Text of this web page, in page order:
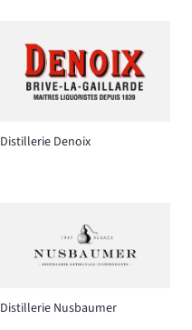
Distillerie Denoix
Distillerie Nusbaumer